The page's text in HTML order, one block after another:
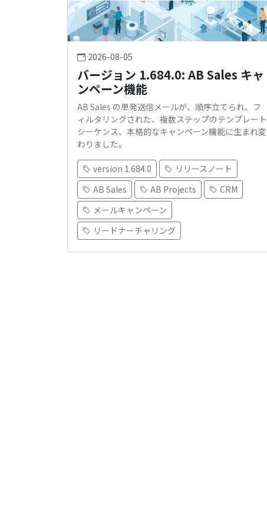
2026-08-05
バージョン 1.684.0: AB Sales キャ
ンペーン機能
AB Sales の単発送信メールが、順序立てられ、フ
ィルタリングされた、複数ステップのテンプレート
シーケンス、本格的なキャンペーン機能に生まれ変
わりました。
version 1.684.0
リリースノート
AB Sales
AB Projects
CRM
メールキャンペーン
リードナーチャリング